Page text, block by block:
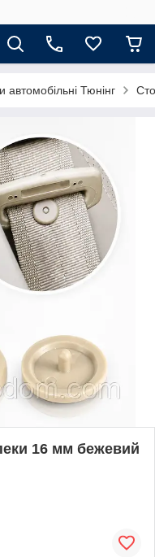
автомобільні Тюнінг
16 мм бежевий